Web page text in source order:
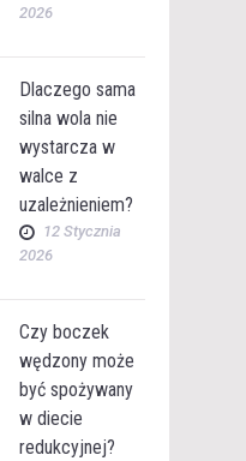
2026
Dlaczego sama
silna wola nie
wystarcza w
walce z
uzależnieniem?
12 Stycznia
2026
Czy boczek
wędzony może
być spożywany
w diecie
redukcyjnej?